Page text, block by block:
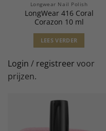
Longwear Nail Polish
LongWear 416 Coral
Corazon 10 ml
LEES VERDER
Login / registreer voor
prijzen.